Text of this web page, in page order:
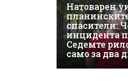
Натоварен
спасители:
инцидента
Седемте
само за два